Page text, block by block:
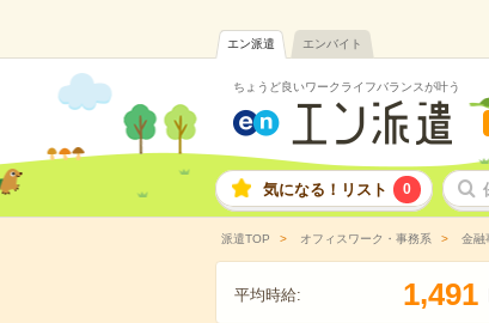
エン派遣 エンバイト
ちょうど良いワークライフバランスが叶う
気になる！リスト 0
派遣TOP オフィスワーク・事務系 金融
平均時給: 1,491